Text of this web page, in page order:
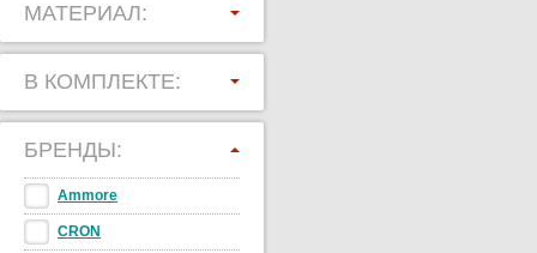
МАТЕРИАЛ:
В КОМПЛЕКТЕ:
БРЕНДЫ:
Ammore
CRON